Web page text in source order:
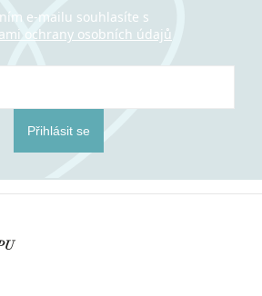
e-mailu souhlasíte s
ochrany osobních údajů
Přihlásit se